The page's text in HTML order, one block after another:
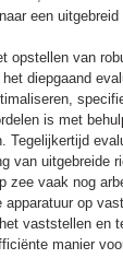
een
opstellen van
diepgaand
is met
Tegelijkertijd
van uitgebreide
zee vaak nog
op
vaststellen
manier